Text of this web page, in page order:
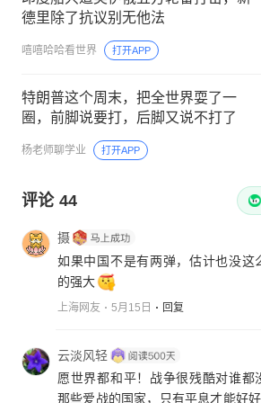
德里除了抗议别无他法
嘻嘻哈哈看世界 打开APP
特朗普这个周末，把全世界耍了一
圈，前脚说要打，后脚又说不打了
杨老师聊学业 打开APP
评论 44
摄
如果中国不是有两弹，估计也没这
的强大
上海网友 5月15日 回复
云淡风轻
愿世界都和平！战争很残酷对谁都
那些爱战的国家，只有平息才能好好